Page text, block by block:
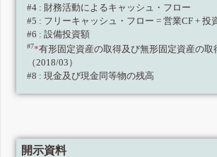
#4 : 財務活動によるキャッシュ・フロー
#5 : フリーキャッシュ・フロー = 営業CF + 投
#6 : 設備投資額
#7*有形固定資産の取得及び無形固定資産の取
（2018/03）
#8 : 現金及び現金同等物の残高
開示資料